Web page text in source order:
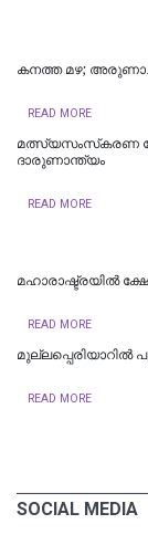
കനത്ത മഴ;
READ MORE
മത്സ്യസംസ്‌കരണ
ദാരുണാന്ത്യം ‌‌
READ MORE
മഹാരാഷ്ട്രയിൽ
READ MORE
മുല്ലപ്പെരിയാറിൽ
READ MORE
SOCIAL MEDIA